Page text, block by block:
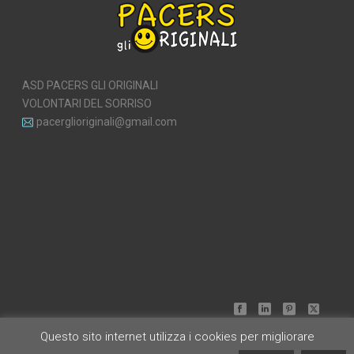
ASD PACERS GLI ORIGINALI
VOLONTARI DEL SORRISO
pacerglioriginali@gmail.com
Questo sito internet utilizza i cookies per migliorare